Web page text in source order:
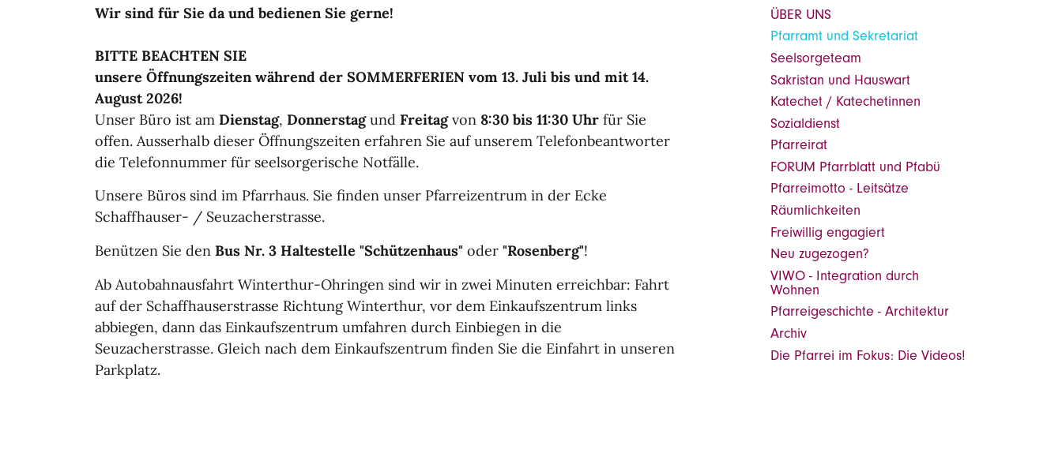
Wir sind für Sie da und bedienen Sie gerne!
BITTE BEACHTEN SIE
unsere Öffnungszeiten während der SOMMERFERIEN vom 13. Juli bis und mit 14.
August 2026!
Unser Büro ist am Dienstag, Donnerstagund Freitagvon 8:30 bis 11:30 Uhr für Sie
offen. Ausserhalb dieser Öffnungszeiten erfahren Sie auf unserem Telefonbeantworter
die Telefonnummer für seelsorgerische Notfälle.
Unsere Büros sind im Pfarrhaus. Sie finden unser Pfarreizentrum in der Ecke
Schaffhauser- / Seuzacherstrasse.
Benützen Sie den Bus Nr. 3 Haltestelle "Schützenhaus" oder "Rosenberg"!
Ab Autobahnausfahrt Winterthur-Ohringen sind wir in zwei Minuten erreichbar: Fahrt
auf der Schaffhauserstrasse Richtung Winterthur, vor dem Einkaufszentrum links
abbiegen, dann das Einkaufszentrum umfahren durch Einbiegen in die
Seuzacherstrasse. Gleich nach dem Einkaufszentrum finden Sie die Einfahrt in unseren
Parkplatz.
ÜBER UNS
Pfarramt und Sekretariat
Seelsorgeteam
Sakristan und Hauswart
Katechet / Katechetinnen
Sozialdienst
Pfarreirat
FORUM Pfarrblatt und Pfabü
Pfarreimotto - Leitsätze
Räumlichkeiten
Freiwillig engagiert
Neu zugezogen?
VIWO - Integration durch
Wohnen
Pfarreigeschichte - Architektur
Archiv
Die Pfarrei im Fokus: Die Videos!